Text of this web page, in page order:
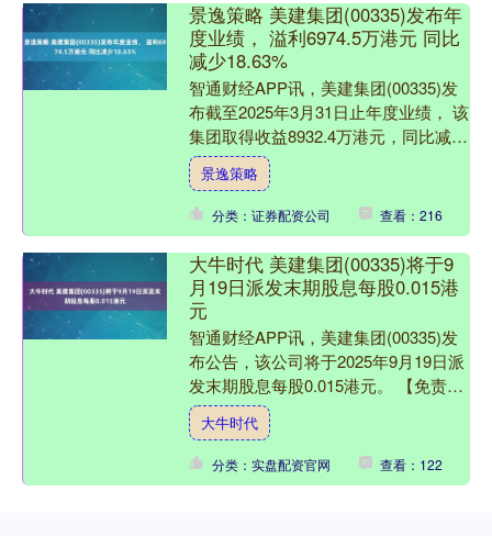
景逸策略 美建集团(00335)发布年
度业绩， 溢利6974.5万港元 同比
减少18.63%
智通财经APP讯，美建集团(00335)发
布截至2025年3月31日止年度业绩， 该
集团取得收益8932.4万港元，同比减少
26.76%;年内溢利6974.5万....
景逸策略
分类：证券配资公司 查看：216
大牛时代 美建集团(00335)将于9
月19日派发末期股息每股0.015港
元
智通财经APP讯，美建集团(00335)发
布公告，该公司将于2025年9月19日派
发末期股息每股0.015港元。 【免责声
明】本文仅代表作者本人观点，与和讯
网无....
大牛时代
分类：实盘配资官网 查看：122